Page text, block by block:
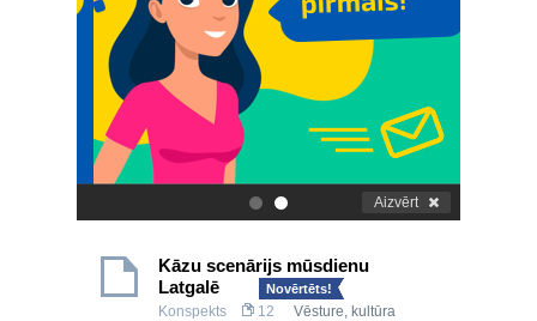
. Aizvērt
Kāzu scenārijs mūsdienu
Latgalē
Novērtēts!
Konspekts 12 Vēsture, kultūra